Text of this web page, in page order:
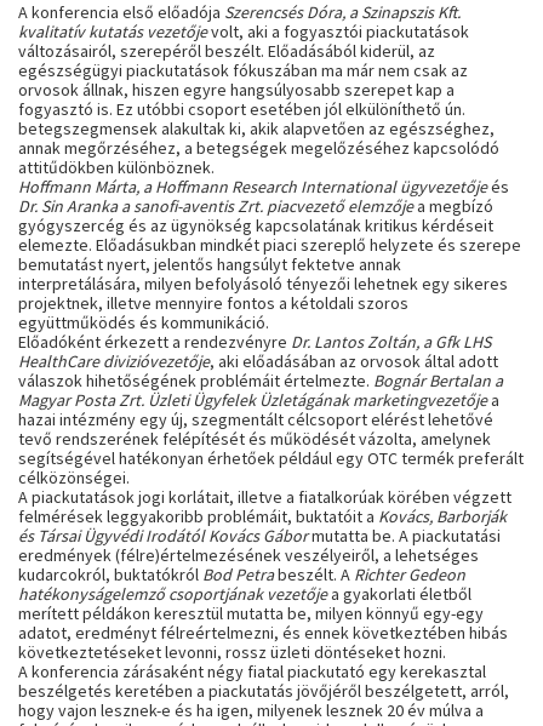
A konferencia első előadója Szerencsés Dóra, a Szinapszis Kft.
kvalitatív kutatás vezetőjevolt, aki a fogyasztói piackutatások
változásairól, szerepéről beszélt. Előadásából kiderül, az
egészségügyi piackutatások fókuszában ma már nem csak az
orvosok állnak, hiszen egyre hangsúlyosabb szerepet kap a
fogyasztó is. Ez utóbbi csoport esetében jól elkülöníthető ún.
betegszegmensek alakultak ki, akik alapvetően az egészséghez,
annak megőrzéséhez, a betegségek megelőzéséhez kapcsolódó
attitűdökben különböznek.
Hoffmann Márta, a Hoffmann Research International ügyvezetőjeés
Dr. Sin Aranka a sanofi-aventis Zrt. piacvezető elemzőjea megbízó
gyógyszercég és az ügynökség kapcsolatának kritikus kérdéseit
elemezte. Előadásukban mindkét piaci szereplő helyzete és szerepe
bemutatást nyert, jelentős hangsúlyt fektetve annak
interpretálására, milyen befolyásoló tényezői lehetnek egy sikeres
projektnek, illetve mennyire fontos a kétoldali szoros
együttműködés és kommunikáció.
Előadóként érkezett a rendezvényre Dr. Lantos Zoltán, a Gfk LHS
HealthCare divizióvezetője, aki előadásában az orvosok által adott
válaszok hihetőségének problémáit értelmezte. Bognár Bertalan a
Magyar Posta Zrt. Üzleti Ügyfelek Üzletágának marketingvezetőjea
hazai intézmény egy új, szegmentált célcsoport elérést lehetővé
tevő rendszerének felépítését és működését vázolta, amelynek
segítségével hatékonyan érhetőek például egy OTC termék preferált
célközönségei.
A piackutatások jogi korlátait, illetve a fiatalkorúak körében végzett
felmérések leggyakoribb problémáit, buktatóit a Kovács, Barborják
és Társai Ügyvédi Irodától Kovács Gábormutatta be. A piackutatási
eredmények (félre)értelmezésének veszélyeiről, a lehetséges
kudarcokról, buktatókról Bod Petrabeszélt. A Richter Gedeon
hatékonyságelemző csoportjának vezetőjea gyakorlati életből
merített példákon keresztül mutatta be, milyen könnyű egy-egy
adatot, eredményt félreértelmezni, és ennek következtében hibás
következtetéseket levonni, rossz üzleti döntéseket hozni.
A konferencia zárásaként négy fiatal piackutató egy kerekasztal
beszélgetés keretében a piackutatás jövőjéről beszélgetett, arról,
hogy vajon lesznek-e és ha igen, milyenek lesznek 20 év múlva a